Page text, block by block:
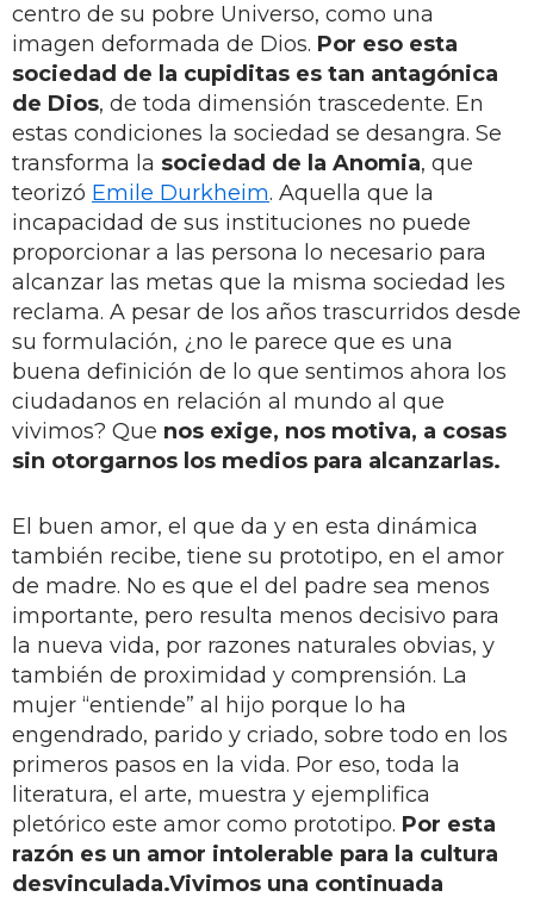
centro de su pobre Universo, como una
imagen deformada de Dios. Por eso esta
sociedad de la cupiditas es tan antagónica
de Dios, de toda dimensión trascedente. En
estas condiciones la sociedad se desangra. Se
transforma la sociedad de la Anomia, que
teorizó Emile Durkheim. Aquella que la
incapacidad de sus instituciones no puede
proporcionar a las persona lo necesario para
alcanzar las metas que la misma sociedad les
reclama. A pesar de los años trascurridos desde
su formulación, ¿no le parece que es una
buena definición de lo que sentimos ahora los
ciudadanos en relación al mundo al que
vivimos? Que nos exige, nos motiva, a cosas
sin otorgarnos los medios para alcanzarlas.
El buen amor, el que da y en esta dinámica
también recibe, tiene su prototipo, en el amor
de madre. No es que el del padre sea menos
importante, pero resulta menos decisivo para
la nueva vida, por razones naturales obvias, y
también de proximidad y comprensión. La
mujer “entiende” al hijo porque lo ha
engendrado, parido y criado, sobre todo en los
primeros pasos en la vida. Por eso, toda la
literatura, el arte, muestra y ejemplifica
pletórico este amor como prototipo. Por esta
razón es un amor intolerable para la cultura
desvinculada.Vivimos una continuada